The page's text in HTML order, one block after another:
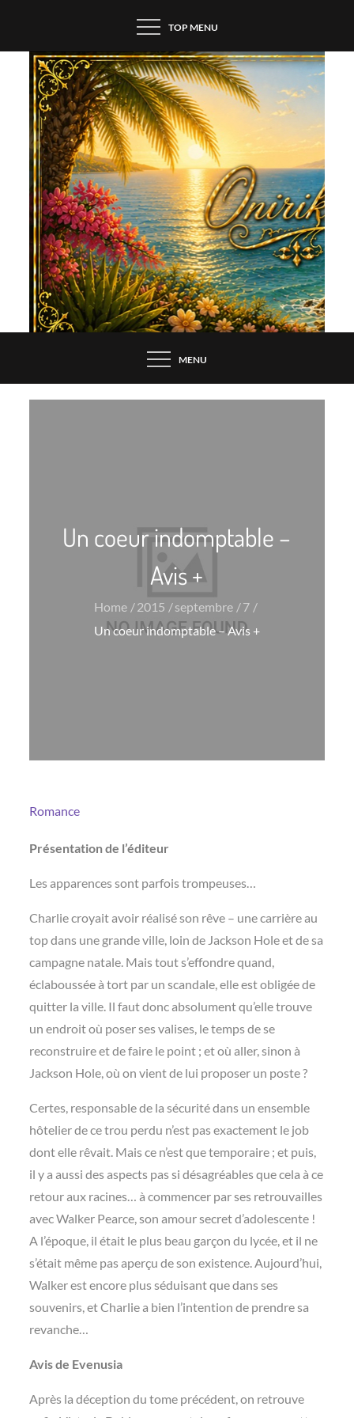
content
TOP MENU
MENU
Un coeur indomptable –
Avis +
Home 2015 septembre
7
Un coeur indomptable – Avis +
Romance
Présentation de l’éditeur
Les apparences sont parfois trompeuses…
Charlie croyait avoir réalisé son rêve – une carrière au
top dans une grande ville, loin de Jackson Hole et de sa
campagne natale. Mais tout s’effondre quand,
éclaboussée à tort par un scandale, elle est obligée de
quitter la ville. Il faut donc absolument qu’elle trouve
un endroit où poser ses valises, le temps de se
reconstruire et de faire le point ; et où aller, sinon à
Jackson Hole, où on vient de lui proposer un poste ?
Certes, responsable de la sécurité dans un ensemble
hôtelier de ce trou perdu n’est pas exactement le job
dont elle rêvait. Mais ce n’est que temporaire ; et puis,
il y a aussi des aspects pas si désagréables que cela à ce
retour aux racines… à commencer par ses retrouvailles
avec Walker Pearce, son amour secret d’adolescente !
A l’époque, il était le plus beau garçon du lycée, et il ne
s’était même pas aperçu de son existence. Aujourd’hui,
Walker est encore plus séduisant que dans ses
souvenirs, et Charlie a bien l’intention de prendre sa
revanche…
Avis de Evenusia
Après la déception du tome précédent, on retrouve